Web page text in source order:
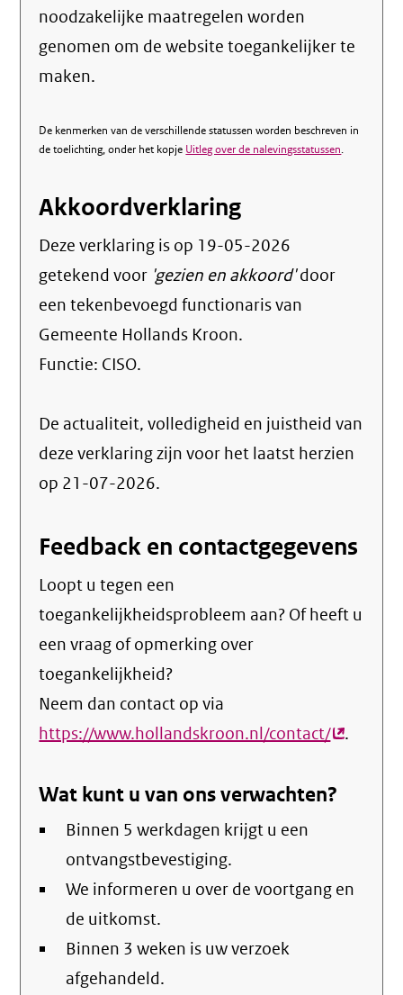
noodzakelijke maatregelen worden
genomen om de website toegankelijker te
maken.
De kenmerken van de verschillende statussen worden beschreven in
de toelichting, onder het kopje Uitleg over de nalevingsstatussen.
Akkoordverklaring
Deze verklaring is op 19-05-2026
getekend voor 'gezien en akkoord'door
een tekenbevoegd functionaris van
Gemeente Hollands Kroon.
Functie: CISO.
De actualiteit, volledigheid en juistheid van
deze verklaring zijn voor het laatst herzien
op 21-07-2026.
Feedback en contactgegevens
Loopt u tegen een
toegankelijkheidsprobleem aan? Of heeft u
een vraag of opmerking over
toegankelijkheid?
Neem dan contact op via
https://www.hollandskroon.nl/contact/(externe
.
Wat kunt u van ons verwachten?
Binnen 5 werkdagen krijgt u een
ontvangstbevestiging.
We informeren u over de voortgang en
de uitkomst.
Binnen 3 weken is uw verzoek
afgehandeld.